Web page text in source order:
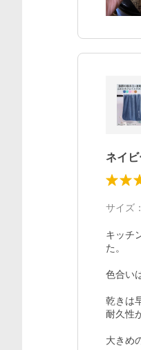
ネイ
サイズ ：
キッチ
た。
色合い
乾きは
耐久性
大きめ